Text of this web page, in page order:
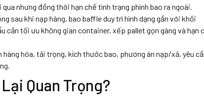
nhưng đồng thời hạn chế tình trạng phình bao ra ngoài.
sau khi nạp hàng, bao baffle duy trì hình dạng gần với khối
tối ưu không gian container, xếp pallet gọn gàng và hạn
hóa, tải trọng, kích thước bao, phương án nạp/xả, yêu
Quan Trọng?